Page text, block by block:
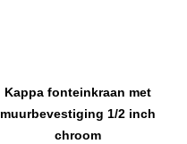
Kappa fonteinkraan met
muurbevestiging 1/2 inch
chroom